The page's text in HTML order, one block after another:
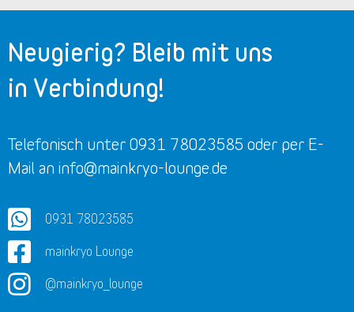
Neugierig? Bleib mit uns
in Verbindung!
Telefonisch unter 0931 78023585 oder per E-
Mail an info@mainkryo-lounge.de
0931 78023585
mainkryo Lounge
@mainkryo_lounge